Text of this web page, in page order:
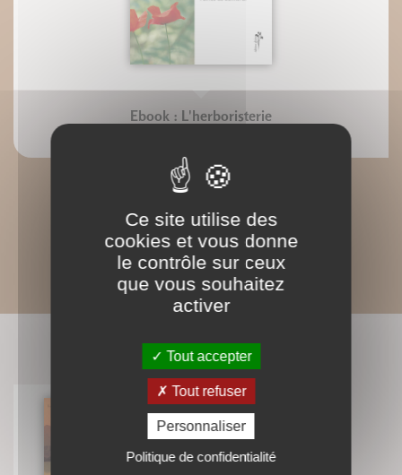
Ebook : L'herboristerie
CONNAISSEZ-VOUS AUSSI ?
Isabelle Laading
Ce site utilise des
cookies et vous donne
le contrôle sur ceux
que vous souhaitez
activer
Tout accepter
Tout refuser
Personnaliser
Politique de confidentialité